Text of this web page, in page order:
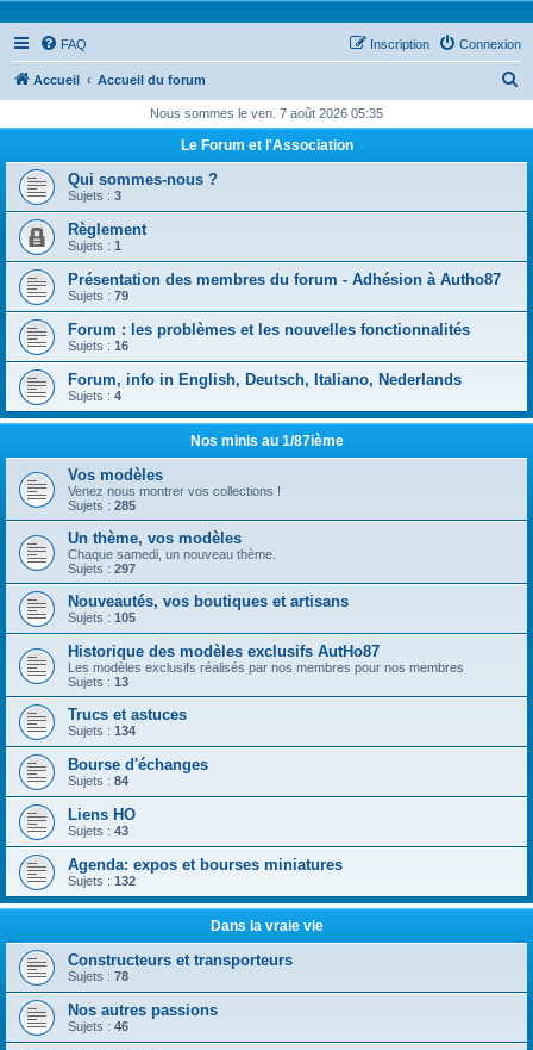
FAQ Connexion
Inscription
Accueil Accueil du forum
h
Nous sommes le ven. 7 août 2026 05:35
Le Forum et l'Association
Qui sommes-nous ?
Sujets : 3
Règlement
Sujets : 1
Présentation des membres du forum - Adhésion à Autho87
Sujets : 79
Forum : les problèmes et les nouvelles fonctionnalités
Sujets : 16
Forum, info in English, Deutsch, Italiano, Nederlands
Sujets : 4
Nos minis au 1/87ième
Vos modèles
Venez nous montrer vos collections !
Sujets : 285
Un thème, vos modèles
Chaque samedi, un nouveau thème.
Sujets : 297
Nouveautés, vos boutiques et artisans
Sujets : 105
Historique des modèles exclusifs AutHo87
Les modèles exclusifs réalisés par nos membres pour nos membres
Sujets : 13
Trucs et astuces
Sujets : 134
Bourse d'échanges
Sujets : 84
Liens HO
Sujets : 43
Agenda: expos et bourses miniatures
Sujets : 132
Dans la vraie vie
Constructeurs et transporteurs
Sujets : 78
Nos autres passions
Sujets : 46